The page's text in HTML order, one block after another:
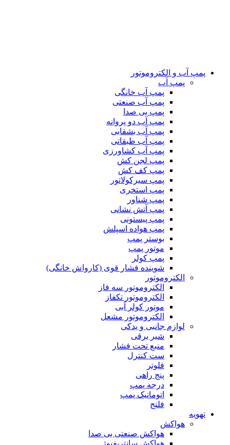
پمپ آب و الکتروموتور
پمپ آب
پمپ آب خانگی
پمپ آب صنعتی
پمپ بی صدا
پمپ آب دو پروانه
پمپ آب بشقابی
پمپ آب طبقاتی
پمپ آب کشاورزی
پمپ لجن کش
پمپ کف کش
پمپ سیرکولاتور
پمپ استخری
پمپ شناور
پمپ آتش نشانی
پمپ پیستونی
پمپ هواده اسپلش
بوستر پمپ
موتور پمپ
پمپ کولر
شوینده فشار قوی (کارواش خانگی)
الکتروموتور
الکتروموتور سه فاز
الکتروموتور تکفاز
موتور کولر آبی
الکتروموتور مشعل
لوازم جانبی و یدکی
شیر برقی
منبع تحت فشار
ست کنترل
فلوتر
پنج راهی
درجه پمپ
اتوماتیک پمپ
فلنج
تهویه
هواکش
هواکش صنعتی بی صدا
هواکش سانتریفیوژ